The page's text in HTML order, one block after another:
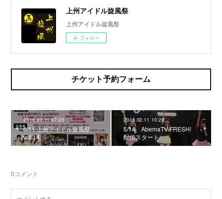
上州アイドル旋風祭
上州アイドル旋風祭
フォロー
チケット予約フォーム
2016.03.11 07:25
6/11 上州アイドル旋風祭
vol.14
2016.02.11 10:28
5/14 AbemaTV FRESH!
配信スタート
0コメント